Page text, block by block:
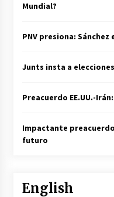
Mundial?
PNV presiona:
Junts insta a
Preacuerdo EE.UU.-
Impactante preacuerdo
futuro
English